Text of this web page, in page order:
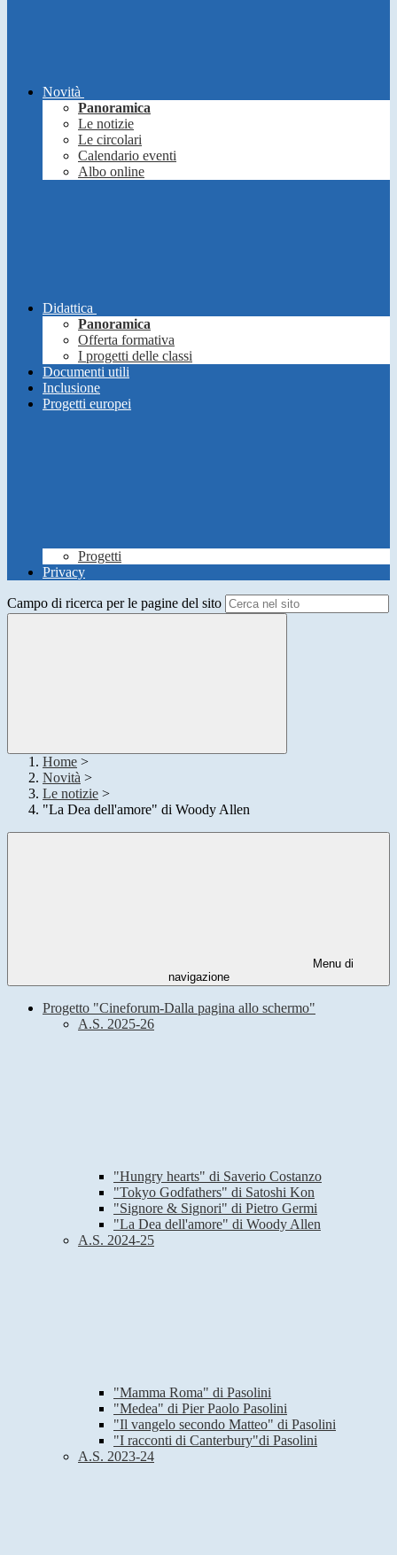
Novità
Panoramica
Le notizie
Le circolari
Calendario eventi
Albo online
Didattica
Panoramica
Offerta formativa
I progetti delle classi
Documenti utili
Inclusione
Progetti europei
Progetti
Privacy
Campo di ricerca per le pagine del sito
Home >
Novità >
Le notizie >
"La Dea dell'amore" di Woody Allen
Menu di
navigazione
Progetto "Cineforum-Dalla pagina allo schermo"
A.S. 2025-26
"Hungry hearts" di Saverio Costanzo
"Tokyo Godfathers" di Satoshi Kon
"Signore & Signori" di Pietro Germi
"La Dea dell'amore" di Woody Allen
A.S. 2024-25
"Mamma Roma" di Pasolini
"Medea" di Pier Paolo Pasolini
"Il vangelo secondo Matteo" di Pasolini
"I racconti di Canterbury"di Pasolini
A.S. 2023-24